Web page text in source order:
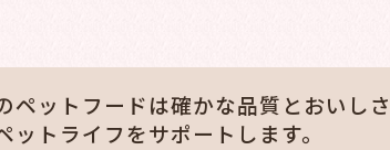
ペットフードは確かな品質とおいしさ
ットライフをサポートします。